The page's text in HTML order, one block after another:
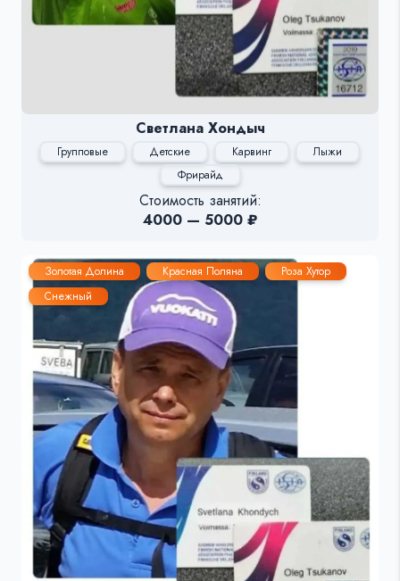
Светлана Хондыч
Групповые Детские Карвинг
Лыжи
Фрирайд
Стоимость занятий:
4000 — 5000 ₽
Золотая Долина Красная Поляна
Роза Хутор
Снежный